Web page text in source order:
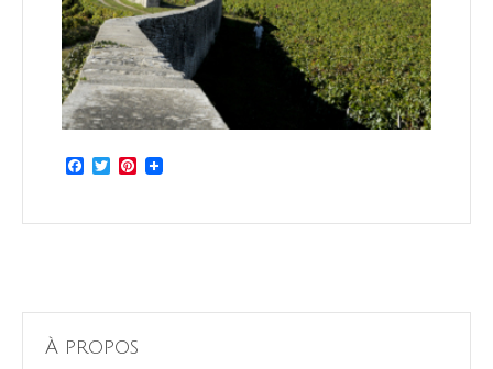
Facebook
TwitterPinterest
À propos